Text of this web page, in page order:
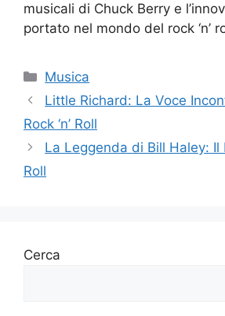
musicali di Chuck Berry e
portato nel mondo del rock ‘n’
Categorie
Musica
Little Richard: La Voce
Rock ‘n’ Roll
La Leggenda di Bill Haley: Il
Roll
Cerca